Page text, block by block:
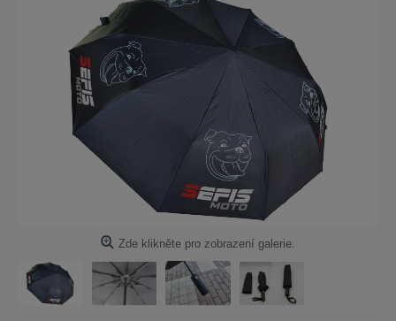
Zde klikněte pro zobrazení galerie.